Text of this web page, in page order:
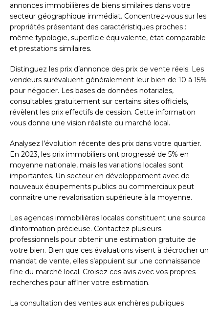
annonces immobilières de biens similaires dans votre
secteur géographique immédiat. Concentrez-vous sur les
propriétés présentant des caractéristiques proches :
même typologie, superficie équivalente, état comparable
et prestations similaires.
Distinguez les prix d’annonce des prix de vente réels. Les
vendeurs surévaluent généralement leur bien de 10 à 15%
pour négocier. Les bases de données notariales,
consultables gratuitement sur certains sites officiels,
révèlent les prix effectifs de cession. Cette information
vous donne une vision réaliste du marché local.
Analysez l’évolution récente des prix dans votre quartier.
En 2023, les prix immobiliers ont progressé de 5% en
moyenne nationale, mais les variations locales sont
importantes. Un secteur en développement avec de
nouveaux équipements publics ou commerciaux peut
connaître une revalorisation supérieure à la moyenne.
Les agences immobilières locales constituent une source
d’information précieuse. Contactez plusieurs
professionnels pour obtenir une estimation gratuite de
votre bien. Bien que ces évaluations visent à décrocher un
mandat de vente, elles s’appuient sur une connaissance
fine du marché local. Croisez ces avis avec vos propres
recherches pour affiner votre estimation.
La consultation des ventes aux enchères publiques